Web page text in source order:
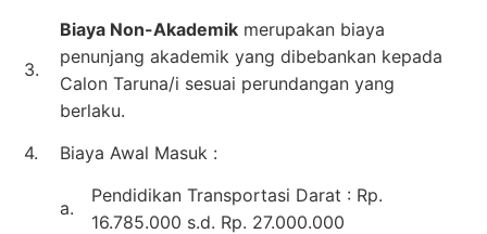
3.
Biaya Non-Akademik merupakan biaya
penunjang akademik yang dibebankan kepada
Calon Taruna/i sesuai perundangan yang
berlaku.
4.
Biaya Awal Masuk :
a.
Pendidikan Transportasi Darat : Rp.
16.785.000 s.d. Rp. 27.000.000